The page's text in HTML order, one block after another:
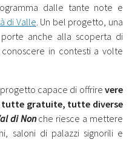
dalle tante note e
di Valle. Un bel progetto, una
anche alla scoperta di
in contesti a volte
capace di offrire vere
tutte gratuite, tutte diverse
di Nonche riesce a mettere
saloni di palazzi signorili e